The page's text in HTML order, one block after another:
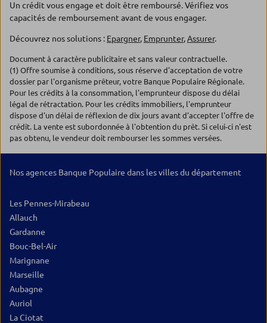
Un crédit vous engage et doit être remboursé. Vérifiez vos
capacités de remboursement avant de vous engager.
Découvrez nos solutions : Epargner, Emprunter,Assurer.
Document à caractère publicitaire et sans valeur contractuelle.
(1) Offre soumise à conditions, sous réserve d'acceptation de votre
dossier par l'organisme prêteur, votre Banque Populaire Régionale.
Pour les crédits à la consommation, l'emprunteur dispose du délai
légal de rétractation. Pour les crédits immobiliers, l'emprunteur
dispose d'un délai de réflexion de dix jours avant d'accepter l'offre de
crédit. La vente est subordonnée à l'obtention du prêt. Si celui-ci n'est
pas obtenu, le vendeur doit rembourser les sommes versées.
Nos agences Banque Populaire dans les villes du département
Les Pennes-Mirabeau
Allauch
Gardanne
Bouc-Bel-Air
Marignane
Marseille
Aubagne
Auriol
La Ciotat